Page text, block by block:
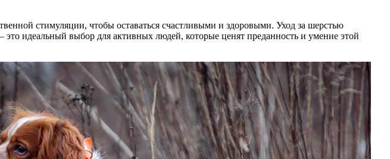
стимуляции, чтобы оставаться счастливыми и здоровыми. Уход за шерстью
идеальный выбор для активных людей, которые ценят преданность и умение этой